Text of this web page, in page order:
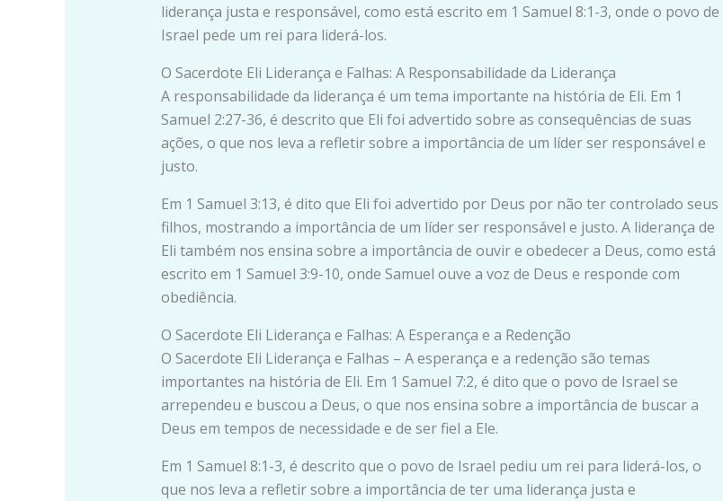
liderança justa e responsável, como está escrito em 1 Samuel 8:1-3, onde o povo de
Israel pede um rei para liderá-los.
O Sacerdote Eli Liderança e Falhas: A Responsabilidade da Liderança
A responsabilidade da liderança é um tema importante na história de Eli. Em 1
Samuel 2:27-36, é descrito que Eli foi advertido sobre as consequências de suas
ações, o que nos leva a refletir sobre a importância de um líder ser responsável e
justo.
Em 1 Samuel 3:13, é dito que Eli foi advertido por Deus por não ter controlado seus
filhos, mostrando a importância de um líder ser responsável e justo. A liderança de
Eli também nos ensina sobre a importância de ouvir e obedecer a Deus, como está
escrito em 1 Samuel 3:9-10, onde Samuel ouve a voz de Deus e responde com
obediência.
O Sacerdote Eli Liderança e Falhas: A Esperança e a Redenção
O Sacerdote Eli Liderança e Falhas – A esperança e a redenção são temas
importantes na história de Eli. Em 1 Samuel 7:2, é dito que o povo de Israel se
arrependeu e buscou a Deus, o que nos ensina sobre a importância de buscar a
Deus em tempos de necessidade e de ser fiel a Ele.
Em 1 Samuel 8:1-3, é descrito que o povo de Israel pediu um rei para liderá-los, o
que nos leva a refletir sobre a importância de ter uma liderança justa e